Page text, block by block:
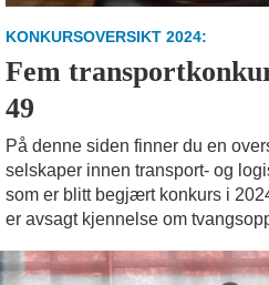
KONKURSOVERSIKT 2024:
Fem
49
På denne siden finner du en
selskaper innen transport- og
som er blitt begjært konkurs i
er avsagt kjennelse om